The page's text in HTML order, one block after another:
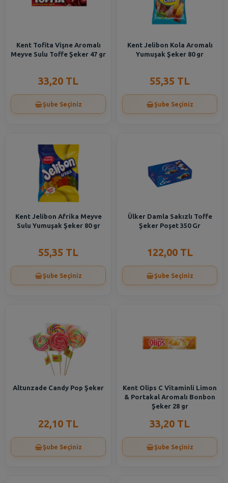
Kent Tofita Vişne Aromalı
Meyve Sulu Toffe Şeker 47 gr
33,20 TL
Şube Seçiniz
Kent Jelibon Kola Aromalı
Yumuşak Şeker 80 gr
55,35 TL
Şube Seçiniz
Kent Jelibon Afrika Meyve
Sulu Yumuşak Şeker 80 gr
55,35 TL
Şube Seçiniz
Ülker Damla Sakızlı Toffe
Şeker Poşet 350 Gr
122,00 TL
Şube Seçiniz
Altunzade Candy Pop Şeker
22,10 TL
Şube Seçiniz
Kent Olips C Vitaminli Limon
& Portakal Aromalı Bonbon
Şeker 28 gr
33,20 TL
Şube Seçiniz